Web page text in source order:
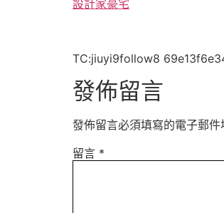
設計家豪宅
TC:jiuyi9follow8
發佈留言
發佈留言必須填寫的電子郵件
留言 *